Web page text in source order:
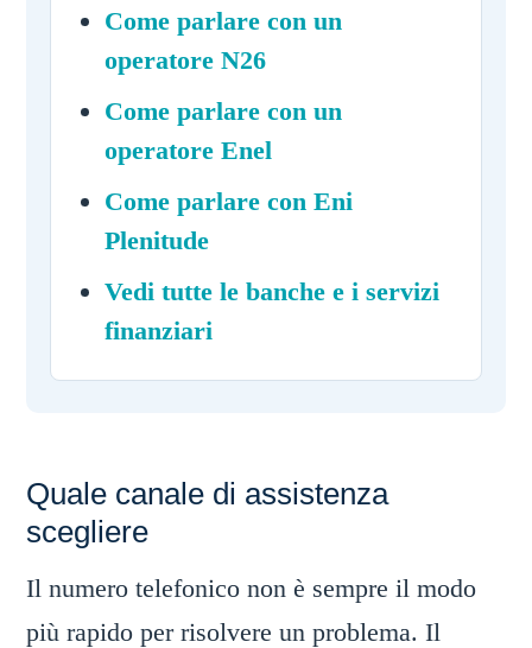
Come parlare con un
operatore N26
Come parlare con un
operatore Enel
Come parlare con Eni
Plenitude
Vedi tutte le banche e i servizi
finanziari
Quale canale di assistenza
scegliere
Il numero telefonico non è sempre il modo
più rapido per risolvere un problema. Il